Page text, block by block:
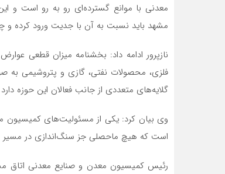
معدنی با موانع گسترده‌ای رو به رو است و
مشهد باید نسبت به آن با جدیت ورود کرده و
نازپرور ادامه داد: بخشنامه میزان قطعی
فلزی، محصولات نفتی، گازی و پتروشیمی به
گلایه‌های متعددی از جانب فعالان این حوزه
وی بیان کرد: یکی از مسئولیت‌های کمیسیون
است که هیچ ماحصلی جز سنگ‌اندازی در مسیر
رئیس کمیسیون معدن و صنایع معدنی اتاق